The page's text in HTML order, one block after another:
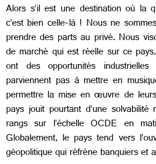
Alors s’il est une destination où la
c’est bien celle-là ! Nous ne
prendre des parts au privé. Nous
de marché qui est réelle sur ce
ont des opportunités
parviennent pas à mettre en
permettre la mise en œuvre de
pays jouit pourtant d’une
rangs sur l’échelle OCDE en
Globalement, le pays tend vers
géopolitique qui réfrène banquiers et